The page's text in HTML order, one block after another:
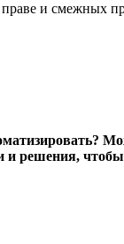
и смежных
и решения,